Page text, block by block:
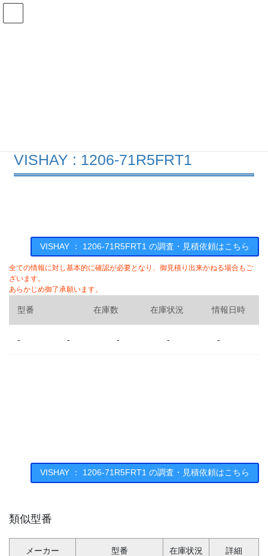
コ
ナ
VISHAY : 1206-71R5FRT1
VISHAY ： 1206-71R5FRT1 の調査・見積依頼はこちら
全ての情報に対し基本的に確認が必要となり、御見積り出来かねる場合もご
ざいます。
あらかじめ御了承願います。
型番 在庫数 在庫状況 情報日時
- - - - -
VISHAY ： 1206-71R5FRT1 の調査・見積依頼はこちら
類似型番
メーカー 型番 在庫状況 詳細